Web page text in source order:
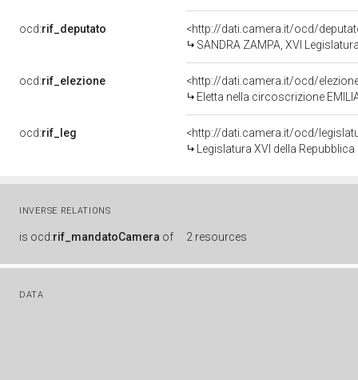
ocd:rif_deputato
<http://dati.camera.it/ocd/
SANDRA ZAMPA, XVI
ocd:rif_elezione
<http://dati.camera.it/ocd/
Eletta nella circoscrizione
ocd:rif_leg
<http://dati.camera.it/ocd/
Legislatura XVI della
INVERSE RELATIONS
is ocd:rif_mandatoCamera of 2 resources
DATA